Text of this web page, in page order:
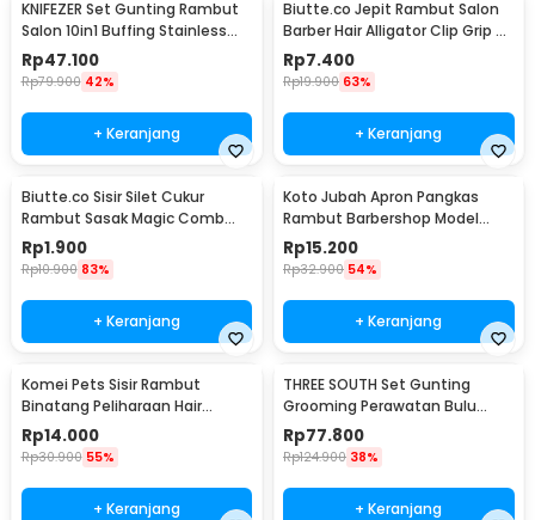
KNIFEZER Set Gunting Rambut
Salon 10in1 Buffing Stainless
Steel 4Cr13 - MR4017
Rp47.100
Rp79.900 42%
+ Keranjang
Biutte.co Jepit Rambut Salon
Barber Hair Alligator Clip Grip 6
PCS - L05
Rp7.400
Rp19.900 63%
+ Keranjang
Biutte.co Sisir Silet Cukur
Rambut Sasak Magic Comb
Razor - WZ201
Rp1.900
Rp10.900 83%
+ Keranjang
Koto Jubah Apron Pangkas
Rambut Barbershop Model
Payung 60 cm - 458
Rp15.200
Rp32.900 54%
+ Keranjang
Komei Pets Sisir Rambut
Binatang Peliharaan Hair
Removal Grooming Comb -
T10
Rp14.000
Rp30.900 55%
+ Keranjang
THREE SOUTH Set Gunting
Grooming Perawatan Bulu
Anjing 5in1 - TS-5
Rp77.800
Rp124.900 38%
+ Keranjang